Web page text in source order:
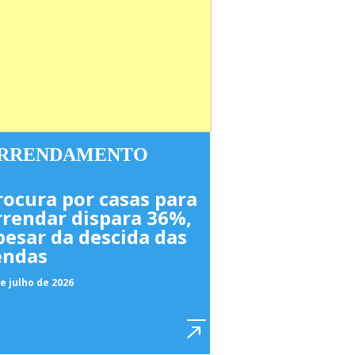
por casas para
dispara 36%,
da descida das
julho de 2026